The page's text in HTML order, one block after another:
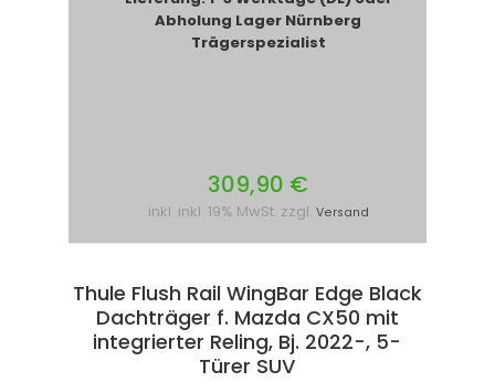
Abholung Lager Nürnberg
Trägerspezialist
309,90 €
inkl. inkl. 19% MwSt. zzgl. Versand
Thule Flush Rail WingBar Edge Black
Dachträger f. Mazda CX50 mit
integrierter Reling, Bj. 2022-, 5-
Türer SUV